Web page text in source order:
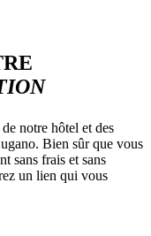
notre hôtel et des
Bien sûr que vous
sans frais et sans
un lien qui vous